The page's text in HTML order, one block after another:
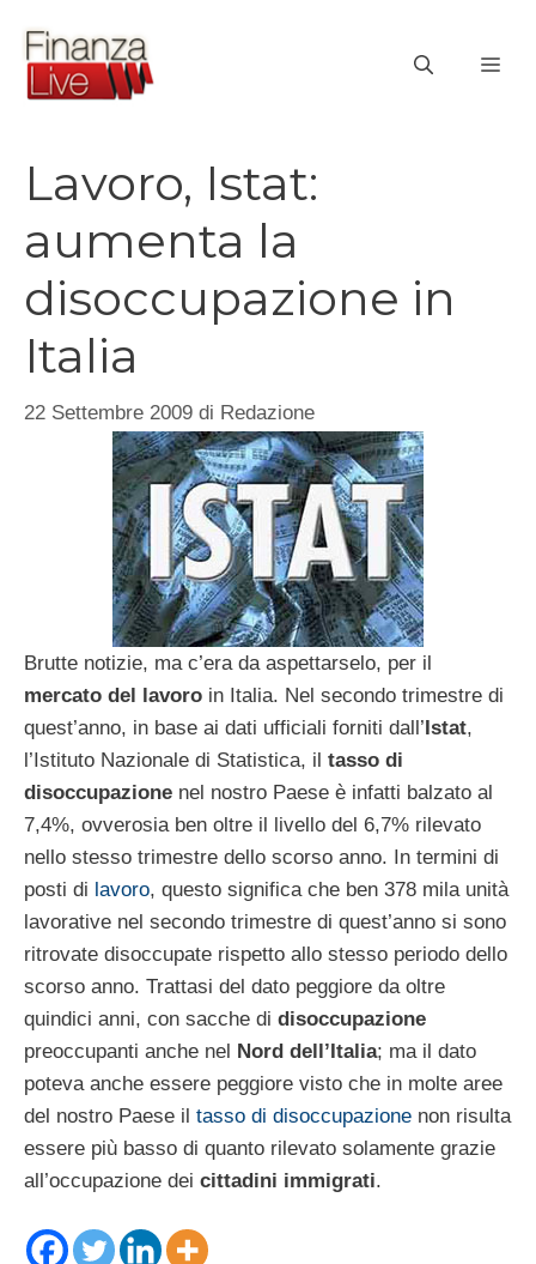
contenuto
Lavoro, Istat:
aumenta la
disoccupazione in
Italia
22 Settembre 2009 di Redazione
Brutte notizie, ma c’era da aspettarselo, per il
mercato del lavoro in Italia. Nel secondo trimestre di
quest’anno, in base ai dati ufficiali forniti dall’Istat,
l’Istituto Nazionale di Statistica, il tasso di
disoccupazione nel nostro Paese è infatti balzato al
7,4%, ovverosia ben oltre il livello del 6,7% rilevato
nello stesso trimestre dello scorso anno. In termini di
posti di lavoro, questo significa che ben 378 mila unità
lavorative nel secondo trimestre di quest’anno si sono
ritrovate disoccupate rispetto allo stesso periodo dello
scorso anno. Trattasi del dato peggiore da oltre
quindici anni, con sacche di disoccupazione
preoccupanti anche nel Nord dell’Italia; ma il dato
poteva anche essere peggiore visto che in molte aree
del nostro Paese il tasso di disoccupazione non risulta
essere più basso di quanto rilevato solamente grazie
all’occupazione dei cittadini immigrati.